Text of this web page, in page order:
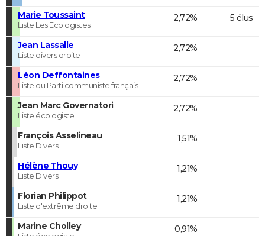
Marie Toussaint
Liste Les Ecologistes
2,72% 5 élus
Jean Lassalle
Liste divers droite
2,72%
Léon Deffontaines
Liste du Parti communiste français
2,72%
Jean Marc Governatori
Liste écologiste
2,72%
François Asselineau
Liste Divers
1,51%
Hélène Thouy
Liste Divers
1,21%
Florian Philippot
Liste d'extrême droite
1,21%
Marine Cholley 0,91%